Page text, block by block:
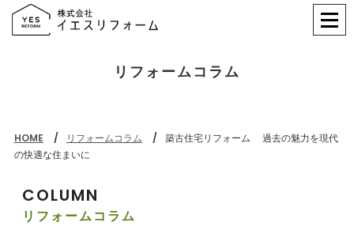
リフォームコラム
HOME リフォームコラム
築古住宅リフォーム 過去の魅力を現代
の快適な住まいに
COLUMN
リフォームコラム